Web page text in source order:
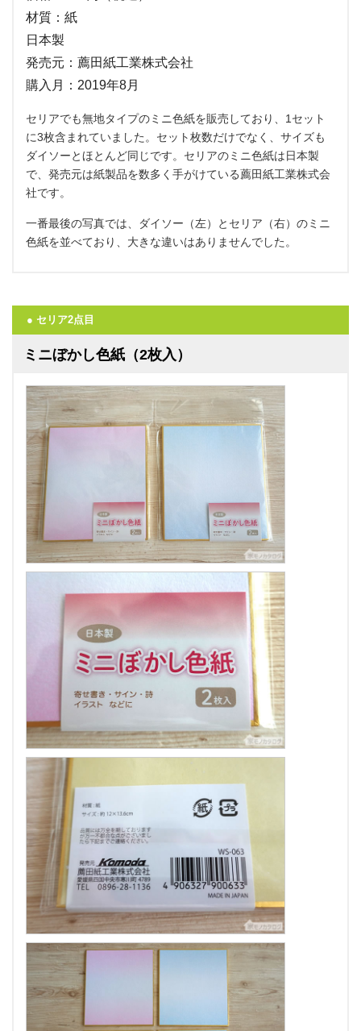
材質：紙
日本製
発売元：薦田紙工業株式会社
購入月：2019年8月
セリアでも無地タイプのミニ色紙を販売しており、1セット
に3枚含まれていました。セット枚数だけでなく、サイズも
ダイソーとほとんど同じです。セリアのミニ色紙は日本製
で、発売元は紙製品を数多く手がけている薦田紙工業株式会
社です。
一番最後の写真では、ダイソー（左）とセリア（右）のミニ
色紙を並べており、大きな違いはありませんでした。
● セリア2点目
ミニぼかし色紙（2枚入）